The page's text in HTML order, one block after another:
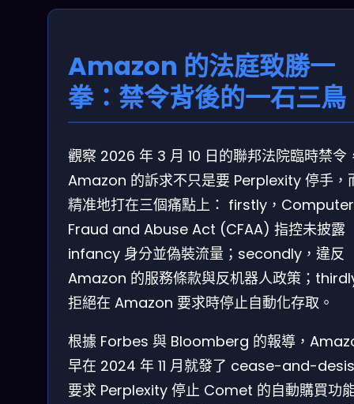
Amazon 的法庭致勝一
拳：禁令背後的一石三鳥
觀察 2026 年 3 月 10 日的聯邦法院臨時禁令
Amazon 的訴求不只是要 Perplexity 停手，
精准地打在三個痛點上： firstly，Computer
Fraud and Abuse Act (CFAA) 指控未披露
infancy 身分並偽裝流量；secondly，違反
Amazon 的服務條款與反机器人政策；
拒絕在 Amazon 要求時停止自動化存取。
根據 Forbes 與 Bloomberg 的報導，
早在 2024 年 11 月就發了 cease-and-
要求 Perplexity 停止 Comet 的自動購買功